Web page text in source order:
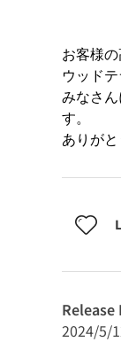
お客様の
ウッド
みなさ
す。
ありがと
Release
2024/5/